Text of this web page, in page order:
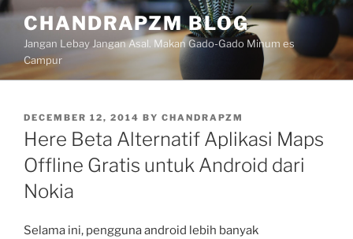
Skip
content
CHANDRAPZM BLOG
Jangan Lebay Jangan Asal. Makan Gado-Gado Minum es
Campur
POSTED
ON
DECEMBER 12, 2014 BY CHANDRAPZM
Here Beta Alternatif Aplikasi Maps
Offline Gratis untuk Android dari
Nokia
Selama ini, pengguna android lebih banyak